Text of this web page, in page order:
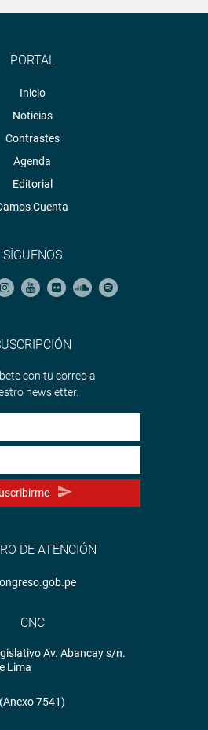
PORTAL
Inicio
Noticias
Contrastes
Agenda
Editorial
Cuenta
SÍGUENOS
con tu correo a
newsletter.
DE ATENCIÓN
CNC
Av. Abancay s/n.
Lima
7541)